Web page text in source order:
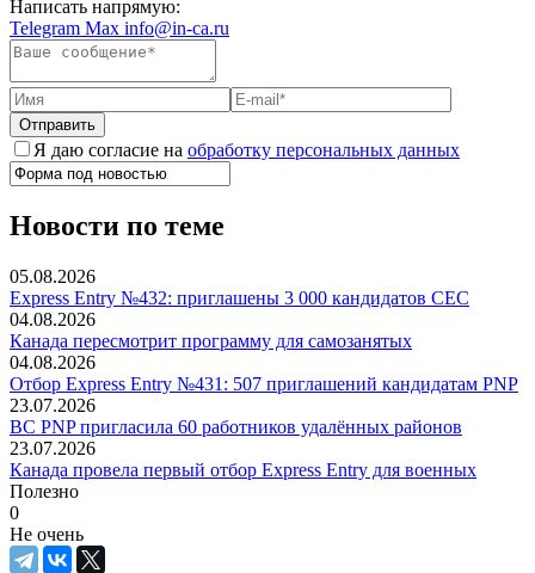
Написать напрямую:
Telegram Max info@in-ca.ru
Отправить
Я даю согласие на обработку персональных данных
Новости по теме
05.08.2026
Express Entry №432: приглашены 3 000 кандидатов CEC
04.08.2026
Канада пересмотрит программу для самозанятых
04.08.2026
Отбор Express Entry №431: 507 приглашений кандидатам PNP
23.07.2026
BC PNP пригласила 60 работников удалённых районов
23.07.2026
Канада провела первый отбор Express Entry для военных
Полезно
0
Не очень